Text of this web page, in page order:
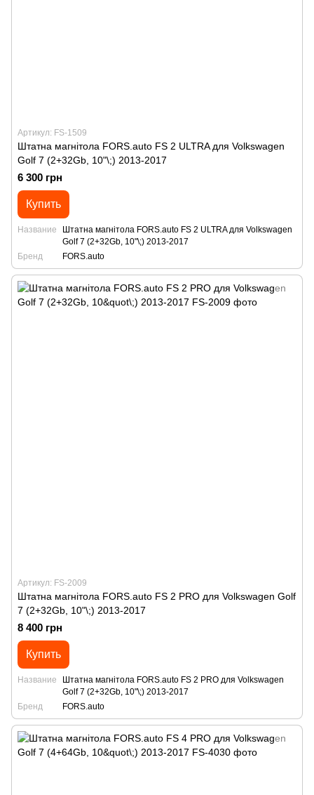
Артикул: FS-1509
Штатна магнітола FORS.auto FS 2 ULTRA для Volkswagen
Golf 7 (2+32Gb, 10"\;) 2013-2017
6 300 грн
Купить
Название
Штатна магнітола FORS.auto FS 2 ULTRA для Volkswagen
Golf 7 (2+32Gb, 10"\;) 2013-2017
Бренд
FORS.auto
Артикул: FS-2009
Штатна магнітола FORS.auto FS 2 PRO для Volkswagen Golf
7 (2+32Gb, 10"\;) 2013-2017
8 400 грн
Купить
Название
Штатна магнітола FORS.auto FS 2 PRO для Volkswagen
Golf 7 (2+32Gb, 10"\;) 2013-2017
Бренд
FORS.auto